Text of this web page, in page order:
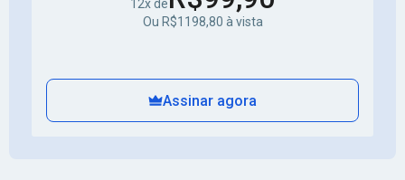
12x de
Ou R$1198,80 à vista
Assinar agora